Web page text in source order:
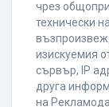
чрез
технически
изискуемия
сървър, IP
друга
на